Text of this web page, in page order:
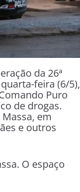
da 26ª
feira (6/5),
Puro
de drogas.
em
e outros
O espaço